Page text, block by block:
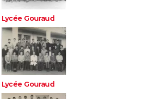
Lycée Gouraud
Lycée Gouraud